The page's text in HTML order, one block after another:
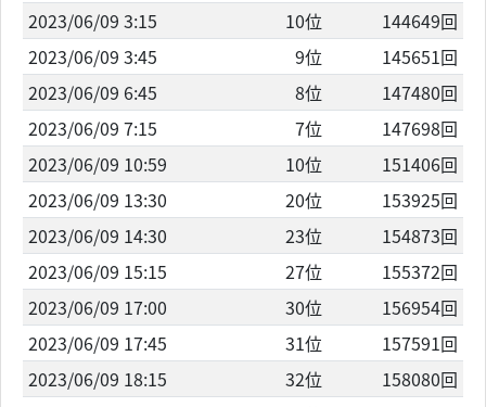
2023/06/09 3:15
10位
144649回
2023/06/09 3:45
9位
145651回
2023/06/09 6:45
8位
147480回
2023/06/09 7:15
7位
147698回
2023/06/09 10:59
10位
151406回
2023/06/09 13:30
20位
153925回
2023/06/09 14:30
23位
154873回
2023/06/09 15:15
27位
155372回
2023/06/09 17:00
30位
156954回
2023/06/09 17:45
31位
157591回
2023/06/09 18:15
32位
158080回